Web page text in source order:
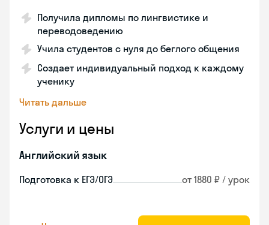
Получила дипломы по лингвистике и
переводоведению
Учила студентов с нуля до беглого общения
Создает индивидуальный подход к каждому
ученику
Читать дальше
Услуги и цены
Английский язык
Подготовка к ЕГЭ/ОГЭ от 1880 ₽ / урок